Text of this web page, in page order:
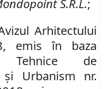
S.R.L.;
Arhitectului
emis în baza
Tehnice de
şi Urbanism nr.